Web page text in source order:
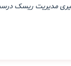
مدیریت